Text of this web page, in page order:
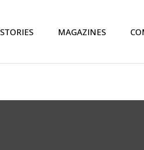
STORIES MAGAZINES